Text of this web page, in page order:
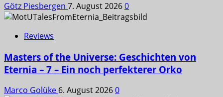
Götz Piesbergen 7. August 20260
Reviews
Masters of the Universe: Geschichten von
Eternia – 7 – Ein noch perfekterer Orko
Marco Golüke 6. August 20260